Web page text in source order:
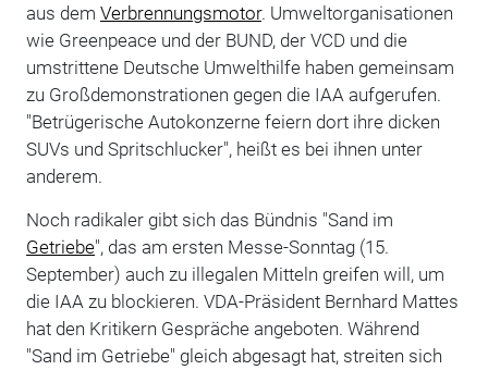
aus dem Verbrennungsmotor. Umweltorganisationen
wie Greenpeace und der BUND, der VCD und die
umstrittene Deutsche Umwelthilfe haben gemeinsam
zu Großdemonstrationen gegen die IAA aufgerufen.
"Betrügerische Autokonzerne feiern dort ihre dicken
SUVs und Spritschlucker", heißt es bei ihnen unter
anderem.
Noch radikaler gibt sich das Bündnis "Sand im
Getriebe", das am ersten Messe-Sonntag (15.
September) auch zu illegalen Mitteln greifen will, um
die IAA zu blockieren. VDA-Präsident Bernhard Mattes
hat den Kritikern Gespräche angeboten. Während
"Sand im Getriebe" gleich abgesagt hat, streiten sich